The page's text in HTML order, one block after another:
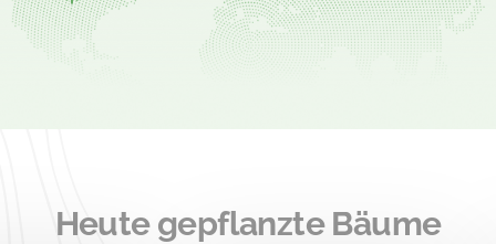
Heute gepflanzte Bäume